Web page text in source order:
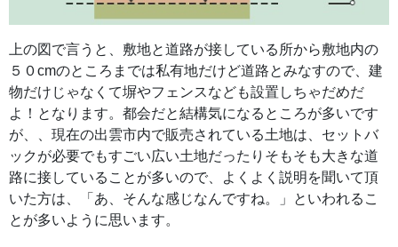
上の図で言うと、敷地と道路が接している所から敷地内の
５０cmのところまでは私有地だけど道路とみなすので、建
物だけじゃなくて塀やフェンスなども設置しちゃだめだ
よ！となります。都会だと結構気になるところが多いです
が、、現在の出雲市内で販売されている土地は、セットバ
ックが必要でもすごい広い土地だったりそもそも大きな道
路に接していることが多いので、よくよく説明を聞いて頂
いた方は、「あ、そんな感じなんですね。」といわれるこ
とが多いように思います。